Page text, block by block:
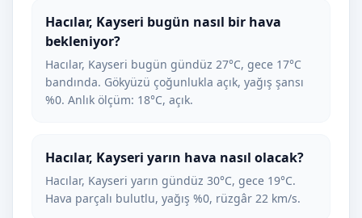
Hacılar, Kayseri bugün nasıl bir hava
bekleniyor?
Hacılar, Kayseri bugün gündüz 27°C, gece 17°C
bandında. Gökyüzü çoğunlukla açık, yağış şansı
%0. Anlık ölçüm: 18°C, açık.
Hacılar, Kayseri yarın hava nasıl olacak?
Hacılar, Kayseri yarın gündüz 30°C, gece 19°C.
Hava parçalı bulutlu, yağış %0, rüzgâr 22 km/s.